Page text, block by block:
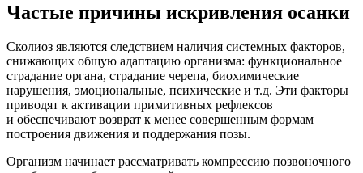
Частые причины искривления осанки
Сколиоз являются следствием наличия системных факторов,
снижающих общую адаптацию организма: функциональное
страдание органа, страдание черепа, биохимические
нарушения, эмоциональные, психические и т.д. Эти факторы
приводят к активации примитивных рефлексов
и обеспечивают возврат к менее совершенным формам
построения движения и поддержания позы.
Организм начинает рассматривать компрессию позвоночного